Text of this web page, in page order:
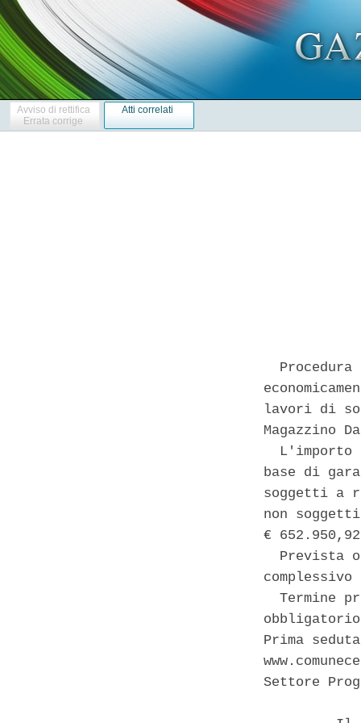
Avviso di rettifica
Errata corrige
Atti correlati
Procedura
lavori di
Magazzino
L'importo
base di
soggetti a
non
€
Prevista
Termine
Prima
Settore